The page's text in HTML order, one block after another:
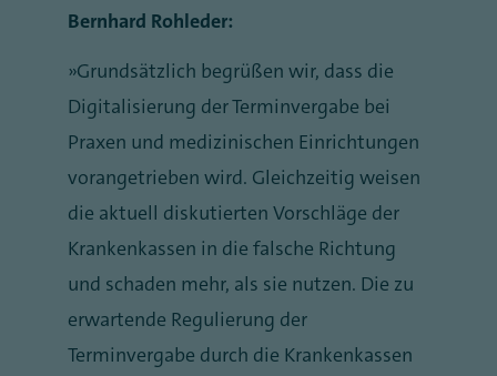
Bernhard Rohleder:
„Grundsätzlich begrüßen wir, dass die
Digitalisierung der Terminvergabe bei
Praxen und medizinischen Einrichtungen
vorangetrieben wird. Gleichzeitig weisen
die aktuell diskutierten Vorschläge der
Krankenkassen in die falsche Richtung
und schaden mehr, als sie nutzen. Die zu
erwartende Regulierung der
Terminvergabe durch die Krankenkassen